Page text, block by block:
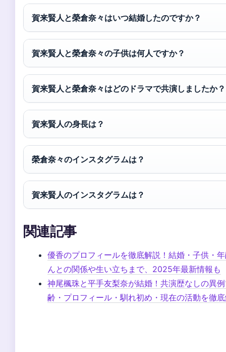
賀来賢人と榮倉奈々はいつ結婚したのですか？
賀来賢人と榮倉奈々の子供は何人ですか？
賀来賢人と榮倉奈々はどのドラマで共演しましたか？
賀来賢人の身長は？
榮倉奈々のインスタグラムは？
賀来賢人のインスタグラムは？
関連記事
優香のプロフィールを徹底解説！結婚・子供・
んとの関係や生い立ちまで、2025年最新情報も
神尾楓珠と平手友梨奈が結婚！共演歴なしの異
齢・プロフィール・馴れ初め・現在の活動を徹